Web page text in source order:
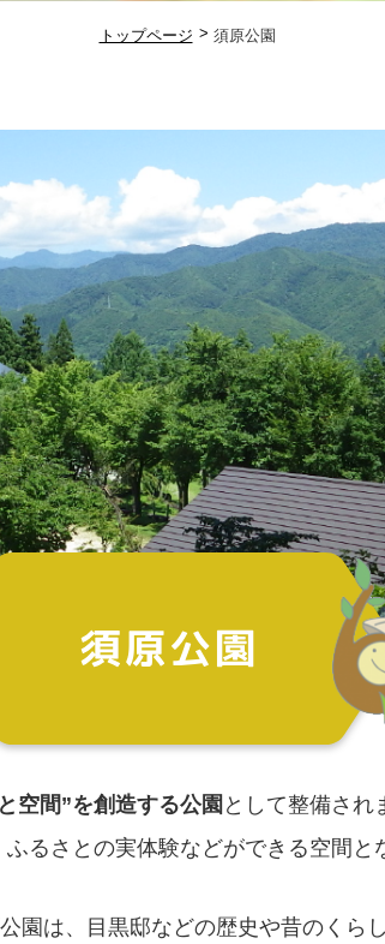
トップページ 須原公園
空間”を創造する公園 として整備され
るさとの実体験などができる空間と
園は、目黒邸などの歴史や昔のくら